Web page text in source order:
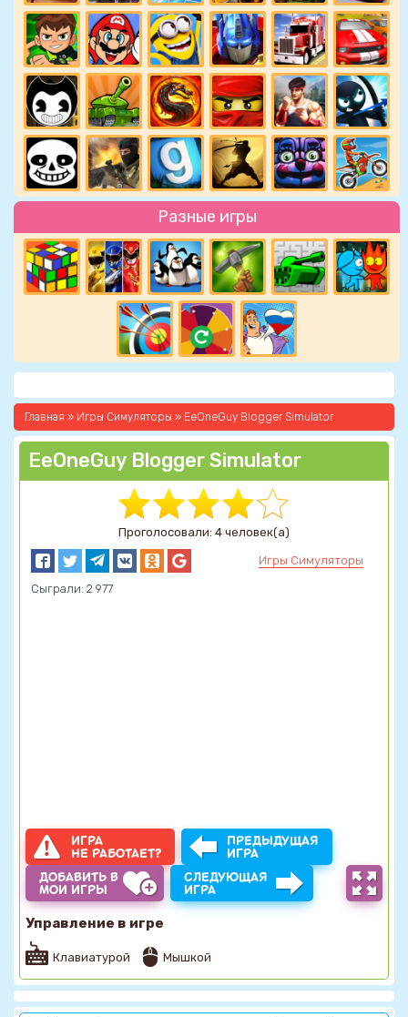
Разные игры
Главная » Игры Симуляторы » EeOneGuy Blogger Simulator
EeOneGuy Blogger Simulator
Проголосовали: 4 человек(а)
Игры Симуляторы
Сыграли: 2 977
ИГРА
НЕ РАБОТАЕТ?
ПРЕДЫДУЩАЯ
ИГРА
ДОБАВИТЬ В
МОИ ИГРЫ
СЛЕДУЮЩАЯ
ИГРА
Управление в игре
Клавиатурой Мышкой